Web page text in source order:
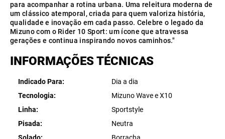
para acompanhar a rotina urbana. Uma releitura moderna de
um clássico atemporal, criada para quem valoriza história,
qualidade e inovação em cada passo. Celebre o legado da
Mizuno com o Rider 10 Sport: um ícone que atravessa
gerações e continua inspirando novos caminhos."
INFORMAÇÕES TÉCNICAS
Indicado Para
Dia a dia
Tecnologia
Mizuno Wave e X10
Linha
Sportstyle
Pisada
Neutra